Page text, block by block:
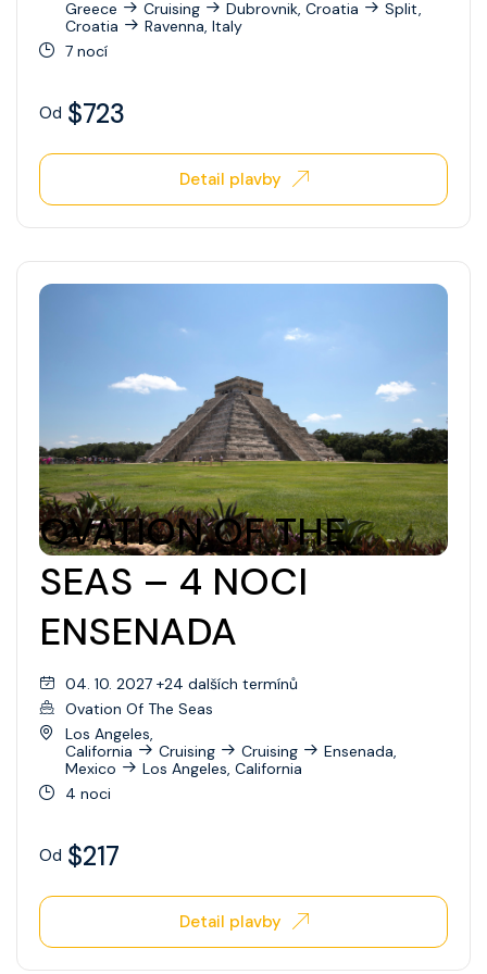
Ovation Of The Seas
Radiance Of The Seas
Serenade Of The Seas
Utopia Of The Seas
Vision Of The Seas
Voyager Of The Seas
Wonder Of The Seas
Celebrity Apex
Celebrity Ascent
Celebrity Beyond
Celebrity Boundless
Celebrity Compass
Celebrity Constellation
Celebrity Edge
Celebrity Equinox
Celebrity Flora
Greece
Cruising Dubrovnik, Croatia
Split,
Croatia
Ravenna, Italy
7 nocí
Od $723
Detail plavby
OVATION OF THE
SEAS – 4 NOCI
ENSENADA
04. 10. 2027 +24 dalších termínů
Ovation Of The Seas
Los Angeles,
California
Cruising Cruising
Ensenada,
Mexico
Los Angeles, California
4 noci
Od $217
Detail plavby